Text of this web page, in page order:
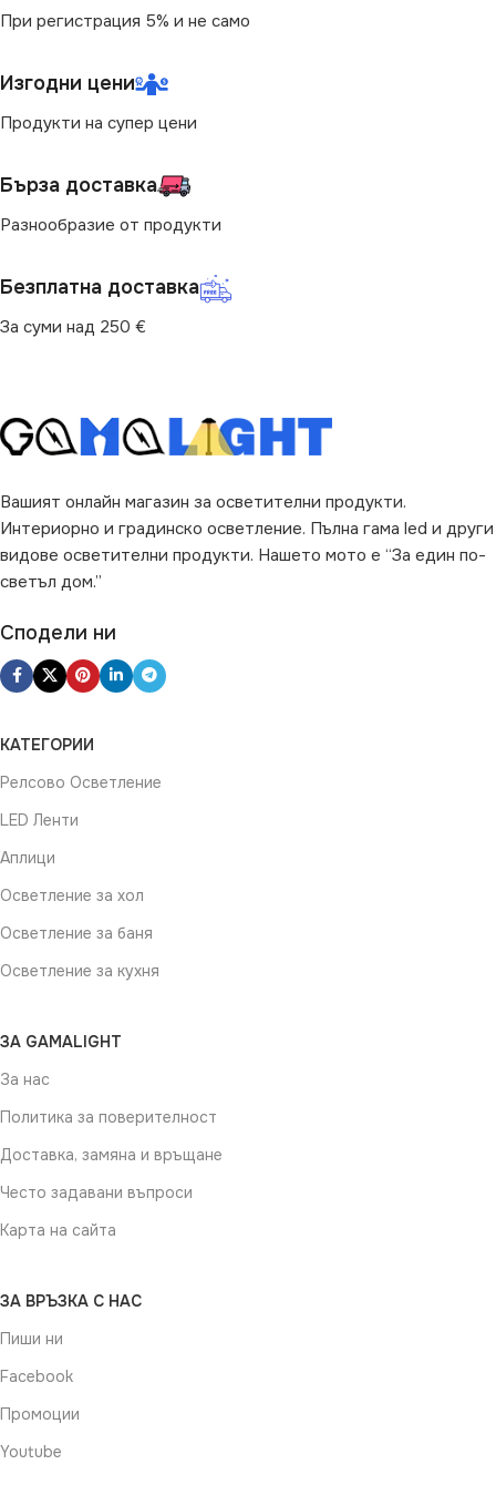
При регистрация 5% и не само
Изгодни цени
Продукти на супер цени
Бърза доставка
Разнообразие от продукти
Безплатна доставка
За суми над 250 €
Вашият онлайн магазин за осветителни продукти.
Интериорно и градинско осветление. Пълна гама led и други
видове осветителни продукти. Нашето мото е “За един по-
светъл дом.”
Сподели ни
КАТЕГОРИИ
Релсово Осветление
LED Ленти
Аплици
Осветление за хол
Осветление за баня
Осветление за кухня
ЗА GAMALIGHT
За нас
Политика за поверителност
Доставка, замяна и връщане
Често задавани въпроси
Карта на сайта
ЗА ВРЪЗКА С НАС
Пиши ни
Facebook
Промоции
Youtube